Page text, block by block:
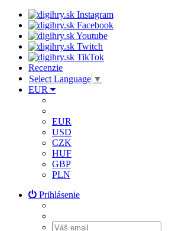
Recenzie
Select Language ▼
EUR
EUR
USD
CZK
HUF
GBP
PLN
Prihlásenie